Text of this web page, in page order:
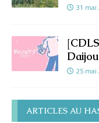
31 mai
25 mai
ARTICLES AU